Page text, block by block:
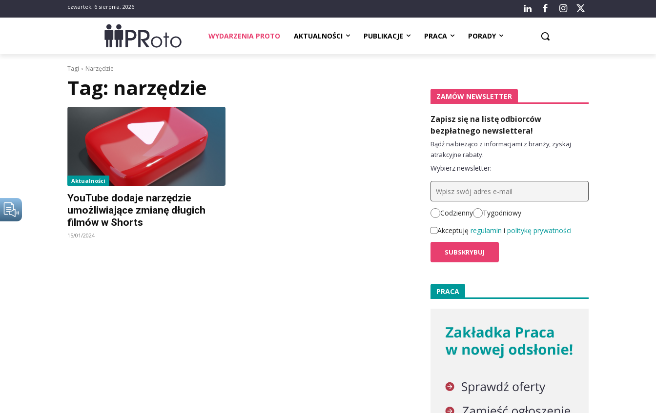
czwartek, 6 sierpnia, 2026
WYDARZENIA PROTO AKTUALNOŚCI PUBLIKACJE PRACA PORADY
Tagi Narzędzie
Tag: narzędzie
Aktualności
YouTube dodaje narzędzie
umożliwiające zmianę długich
filmów w Shorts
15/01/2024
ZAMÓW NEWSLETTER
Zapisz się na listę odbiorców
bezpłatnego newslettera!
Bądź na bieżąco z informacjami z branży, zyskaj
atrakcyjne rabaty.
Wybierz newsletter:
Codzienny
Tygodniowy
Akceptuję regulamin i politykę prywatności
PRACA